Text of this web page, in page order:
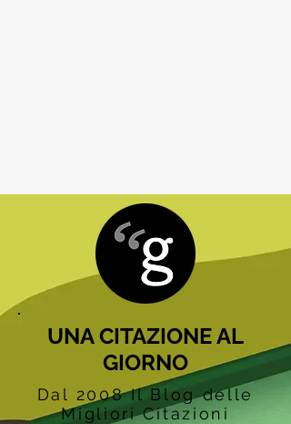
UNA CITAZIONE AL
GIORNO
Dal 2008 Il Blog delle
Migliori Citazioni